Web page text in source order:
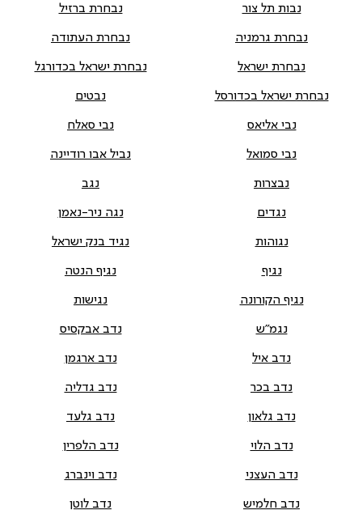
נבות תל צור נבחרת ברזיל
נבחרת גרמניה נבחרת העתודה
נבחרת ישראל נבחרת ישראל בכדורגל
נבחרת ישראל בכדורסל נבטים
נבי אליאס נבי סאלח
נבי סמואל נביל אבו רודיינה
נבצרות נגב
נגדים נגה ניר-נאמן
נגוהות נגיד בנק ישראל
נגיף נגיף הנטה
נגיף הקורונה נגישות
נגמ"ש נדב אבקסיס
נדב איל נדב ארגמן
נדב בכר נדב גדליה
נדב גלאון נדב גלעד
נדב הלוי נדב הלפרין
נדב העצני נדב וינברג
נדב חלמיש נדב לוטן